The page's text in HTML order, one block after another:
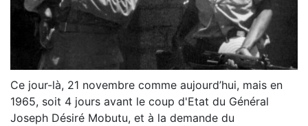
Ce jour-là, 21 novembre comme aujourd’hui, mais en
1965, soit 4 jours avant le coup d'Etat du Général
Joseph Désiré Mobutu, et à la demande du